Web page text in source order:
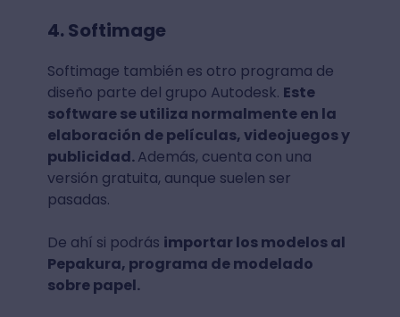
4. Softimage
Softimage también es otro programa de
diseño parte del grupo Autodesk. Este
software se utiliza normalmente en la
elaboración de películas, videojuegos y
publicidad.Además, cuenta con una
versión gratuita, aunque suelen ser
pasadas.
De ahí si podrás importar los modelos al
Pepakura, programa de modelado
sobre papel.